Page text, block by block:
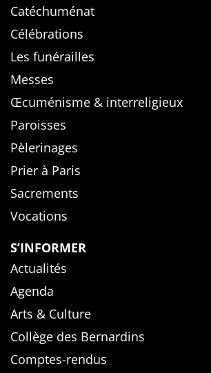
Catéchuménat
Célébrations
Les funérailles
Messes
Œcuménisme & interreligieux
Paroisses
Pèlerinages
Prier à Paris
Sacrements
Vocations
S’INFORMER
Actualités
Agenda
Arts & Culture
Collège des Bernardins
Comptes-rendus